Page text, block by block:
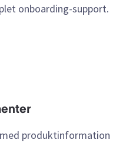
onboarding-support.
produktinformation